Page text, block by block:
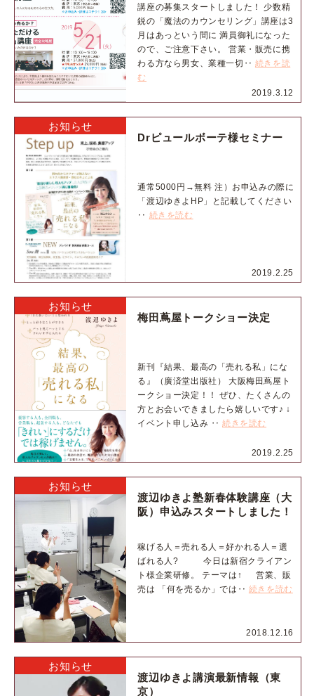
2019.3.12
講座の募集スタートしました！ 少数精
鋭の「魔法のカウンセリング」講座は3
月はあっという間に 満員御礼になった
ので、ご注意下さい。 営業・販売に携
わる方なら男女、業種一切‥ 続きを読
む
お知らせ
2019.2.25
Drピュールボーテ様セミナー
通常5000円→無料 注）お申込みの際に
「渡辺ゆきよHP」と記載してください
‥ 続きを読む
お知らせ
2019.2.25
梅田蔦屋トークショー決定
新刊『結果、最高の「売れる私」にな
る』（廣済堂出版社） 大阪梅田蔦屋ト
ークショー決定！！ ぜひ、たくさんの
方とお会いできましたら嬉しいです♪ ↓
イベント申し込み ‥続きを読む
お知らせ
2018.12.16
渡辺ゆきよ塾新春体験講座（大
阪）申込みスタートしました！
稼げる人＝売れる人＝好かれる人＝選
ばれる人? 今日は新宿クライアン
ト様企業研修。 テーマは↑ 営業、販
売は 「何を売るか」では‥ 続きを読む
お知らせ
渡辺ゆきよ講演最新情報（東
京）